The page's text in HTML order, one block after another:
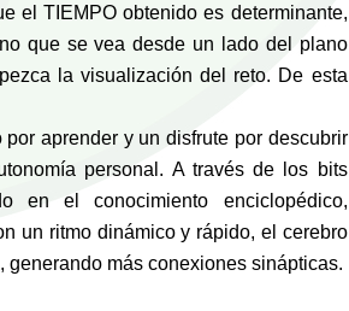
el TIEMPO obtenido es determinante,
que se vea desde un lado del plano
la visualización del reto. De esta
aprender y un disfrute por descubrir
personal. A través de los bits
en el conocimiento enciclopédico,
un ritmo dinámico y rápido, el cerebro
más conexiones sinápticas.